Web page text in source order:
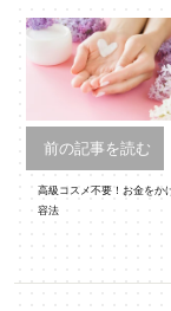
前の記事を読む
高級コスメ不要！お金をか
容法